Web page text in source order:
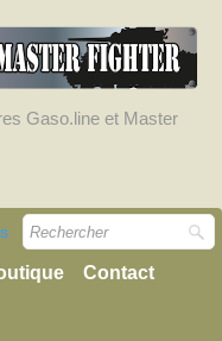
Gaso.line et Master
Contact